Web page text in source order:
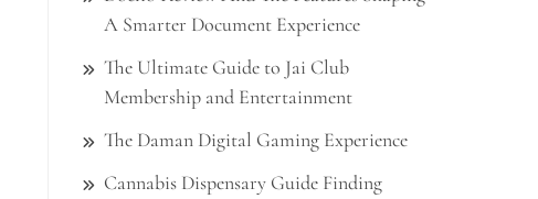
A Smarter Document Experience
The Ultimate Guide to Jai Club
Membership and Entertainment
The Daman Digital Gaming Experience
Cannabis Dispensary Guide Finding